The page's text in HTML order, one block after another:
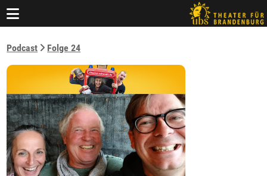
Podcast Folge 24